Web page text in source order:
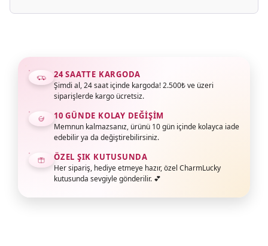
24 SAATTE KARGODA
Şimdi al, 24 saat içinde kargoda! 2.500₺ ve üzeri
siparişlerde kargo ücretsiz.
10 GÜNDE KOLAY DEĞIŞIM
Memnun kalmazsanız, ürünü 10 gün içinde kolayca iade
edebilir ya da değiştirebilirsiniz.
ÖZEL ŞIK KUTUSUNDA
Her sipariş, hediye etmeye hazır, özel CharmLucky
kutusunda sevgiyle gönderilir. 💕